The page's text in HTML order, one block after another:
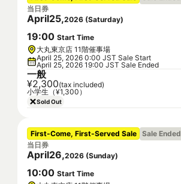
当日券
April25,2026 (Saturday)
19:00 Start Time
大丸東京店 11階催事場
April 25, 2026 0:00 JST Sale Start
April 25, 2026 19:00 JST Sale Ended
一般
¥2,300(tax included)
小学生（¥1,300）
Sold Out
First-Come, First-Served Sale Sale Ended
当日券
April26,2026 (Sunday)
10:00 Start Time